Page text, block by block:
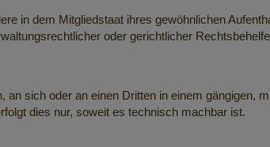
in dem Mitgliedstaat ihres gewöhnlichen
oder gerichtlicher
sich oder an einen Dritten in einem gängigen,
dies nur, soweit es technisch machbar ist.